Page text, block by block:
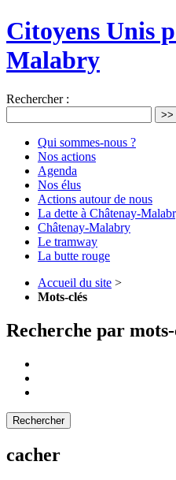
Citoyens Unis
Malabry
Rechercher :
>>
Qui sommes-nous ?
Nos actions
Agenda
Nos élus
Actions autour de nous
La dette à Châtenay-
Châtenay-Malabry
Le tramway
La butte rouge
Accueil du site >
Mots-clés
Recherche par
cacher